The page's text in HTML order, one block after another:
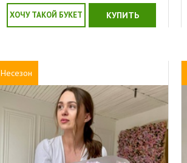
ХОЧУ ТАКОЙ БУКЕТ КУПИТЬ
Несезон